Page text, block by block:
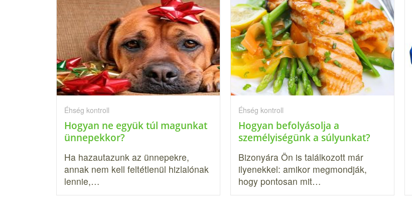
Éhség kontroll
Hogyan ne együk túl magunkat
ünnepekkor?
Ha hazautazunk az ünnepekre,
annak nem kell feltétlenül hizlalónak
lennie,…
Éhség kontroll
Hogyan befolyásolja a
személyiségünk a súlyunkat?
Bizonyára Ön is találkozott már
ilyenekkel: amikor megmondják,
hogy pontosan mit…